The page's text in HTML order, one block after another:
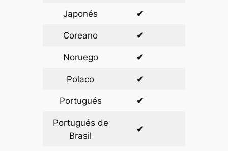
Japonés ✔
Coreano ✔
Noruego ✔
Polaco ✔
Portugués ✔
Portugués de
Brasil
✔